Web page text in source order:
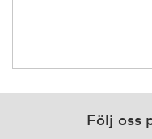
Följ oss